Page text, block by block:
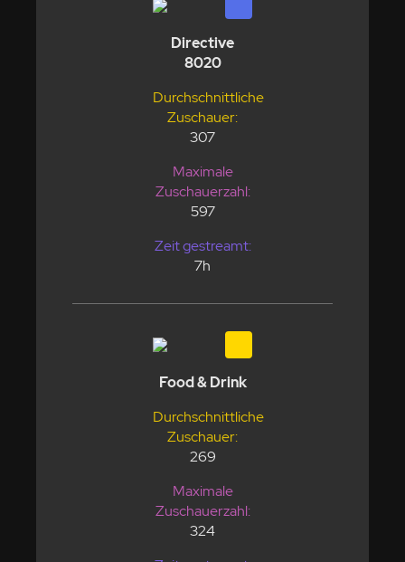
Directive
8020
Durchschnittliche
Zuschauer:
307
Maximale
Zuschauerzahl:
597
Zeit gestreamt:
7h
Food & Drink
Durchschnittliche
Zuschauer:
269
Maximale
Zuschauerzahl:
324